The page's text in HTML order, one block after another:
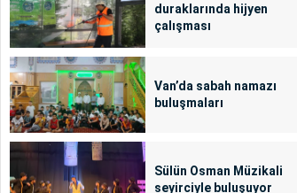
duraklarında hijyen
çalışması
Van’da sabah namazı
buluşmaları
Sülün Osman Müzikali
seyirciyle buluşuyor